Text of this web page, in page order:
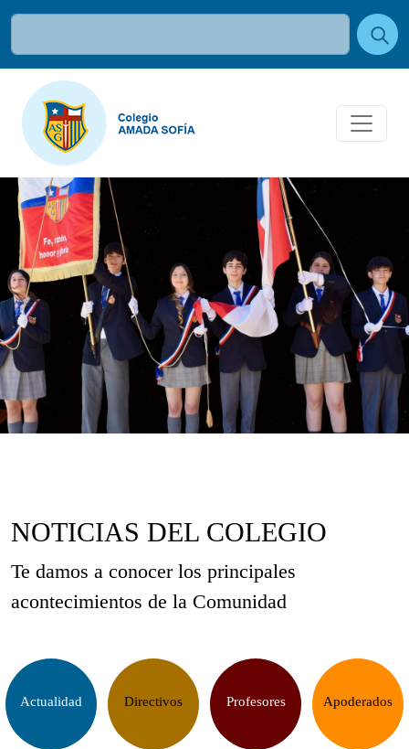
NOTICIAS DEL COLEGIO
Te damos a conocer los principales
acontecimientos de la Comunidad
Actualidad Directivos Profesores Apoderados